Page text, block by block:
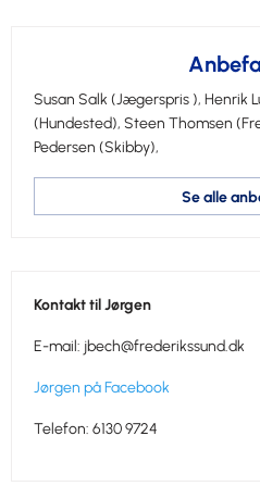
Susan Salk (Jægerspris ), Henrik
(Hundested), Steen Thomsen
Pedersen (Skibby),
Se alle
Kontakt til Jørgen
E-mail: jbech@frederikssund.dk
Jørgen på Facebook
Telefon: 6130 9724